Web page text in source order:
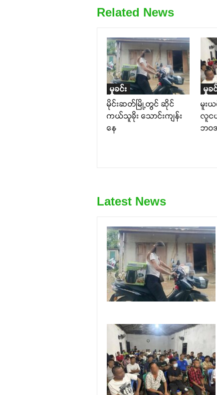
Related News
မှုခင်း
မိုင်းဆတ်မြို့တွင် ဆိုင်
ကယ်သူခိုး သောင်းကျန်း
နေ
မှုခ
မူး
လူင
ဘဝ
Latest News